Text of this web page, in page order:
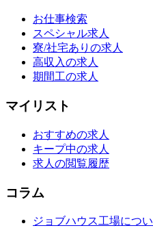
お仕事検索
スペシャル求人
寮/社宅ありの求人
高収入の求人
期間工の求人
マイリスト
おすすめの求人
キープ中の求人
求人の閲覧履歴
コラム
ジョブハウス工場につ